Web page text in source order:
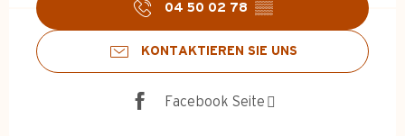
04 50 02 78 ▒▒
KONTAKTIEREN SIE UNS
Facebook Seite